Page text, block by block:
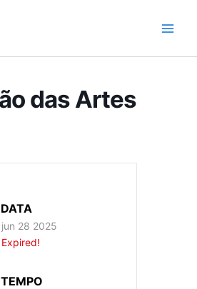
das Artes
DATA
jun 28 2025
Expired!
TEMPO